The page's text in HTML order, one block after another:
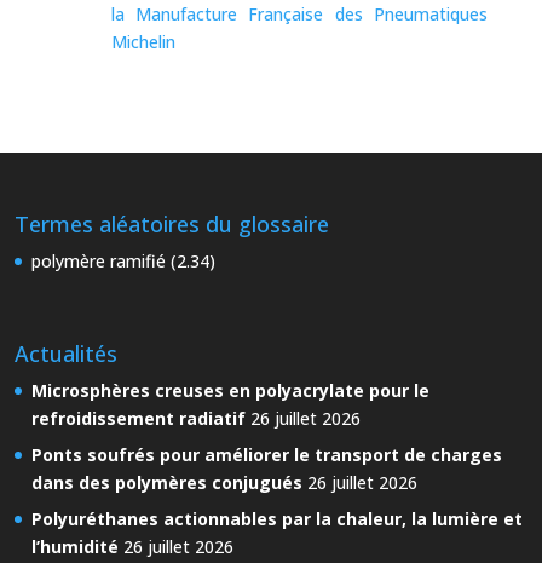
la Manufacture Française des Pneumatiques
Michelin
Termes aléatoires du glossaire
polymère ramifié (2.34)
Actualités
Microsphères creuses en polyacrylate pour le
refroidissement radiatif 26 juillet 2026
Ponts soufrés pour améliorer le transport de charges
dans des polymères conjugués 26 juillet 2026
Polyuréthanes actionnables par la chaleur, la lumière et
l’humidité 26 juillet 2026